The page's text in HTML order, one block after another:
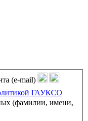
(e-mail)
ГАУКСО